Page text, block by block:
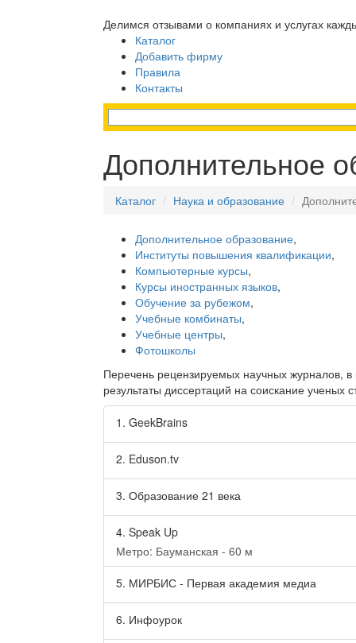
Делимся отзывами о компаниях и услугах
Каталог
Добавить фирму
Правила
Контакты
Дополнительное
Каталог Наука и образование
Дополнительное образование,
Институты повышения квалификации,
Компьютерные курсы,
Курсы иностранных языков,
Обучение за рубежом,
Учебные комбинаты,
Учебные центры,
Фотошколы
Перечень рецензируемых научных журналов,
результаты диссертаций на соискание ученых
1. GeekBrains
2. Eduson.tv
3. Образование 21 века
4. Speak Up
Метро: Бауманская - 60 м
5. МИРБИС - Первая академия медиа
6. Инфоурок